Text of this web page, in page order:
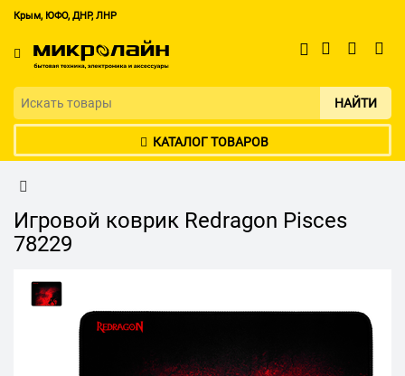
Крым, ЮФО, ДНР, ЛНР
НАЙТИ
КАТАЛОГ ТОВАРОВ
Игровой коврик Redragon Pisces
78229